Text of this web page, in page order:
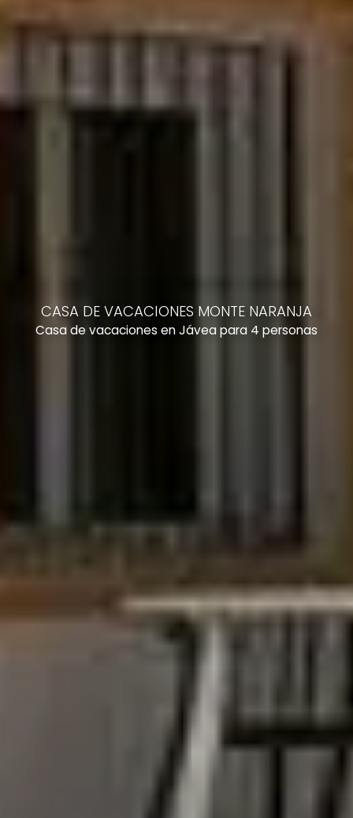
CASA DE VACACIONES MONTE NARANJA
Casa de vacaciones en Jávea para 4 personas